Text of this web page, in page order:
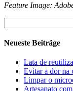
Feature Image:
nach:
Neueste Beiträge
Lata de
Evitar a dor na
Limpar o
Artesanato